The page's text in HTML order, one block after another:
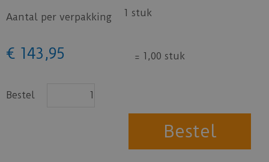
Aantal per verpakking 1 stuk
€ 143 ,95 = 1,00 stuk
Bestel